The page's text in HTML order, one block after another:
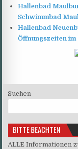
Hallenbad
Schwimmbad
Hallenbad
Öffnungszeiten
Suchen
BITTE BEACHTEN
ALLE Informationen